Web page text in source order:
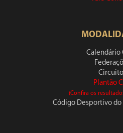
Calendário
Plantão
(Confira os
Código Desportivo